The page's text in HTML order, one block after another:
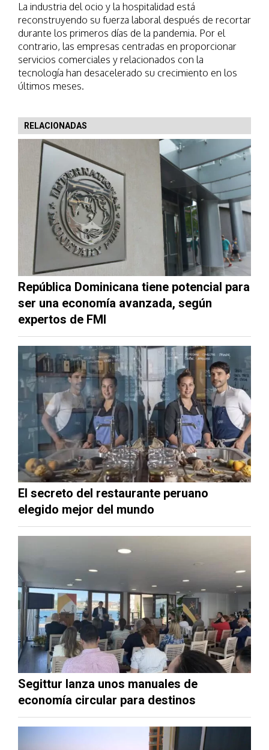
La industria del ocio y la hospitalidad está
reconstruyendo su fuerza laboral después de recortar
durante los primeros días de la pandemia. Por el
contrario, las empresas centradas en proporcionar
servicios comerciales y relacionados con la
tecnología han desacelerado su crecimiento en los
últimos meses.
RELACIONADAS
República Dominicana tiene potencial para
ser una economía avanzada, según
expertos de FMI
El secreto del restaurante peruano
elegido mejor del mundo
Segittur lanza unos manuales de
economía circular para destinos